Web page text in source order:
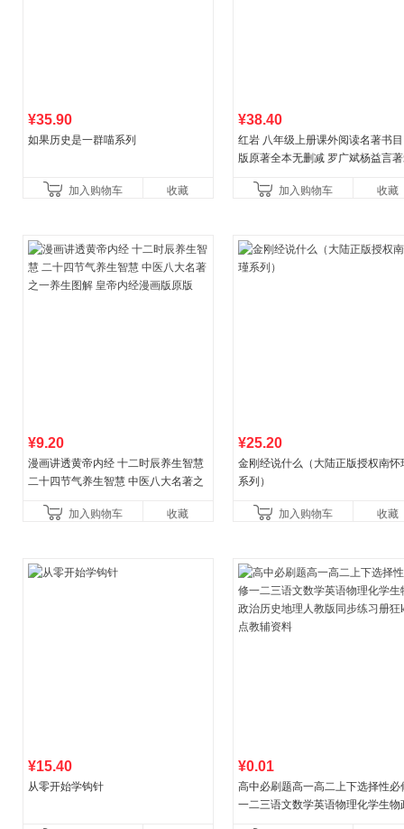
¥35.90
如果历史是一群喵系列
加入购物车 收藏
¥38.40
红岩 八年级上册课外阅读名著书
版原著全本无删减 罗广斌杨益言
国青年出版社加入购物车 收藏
¥9.20
漫画讲透黄帝内经 十二时辰养生智慧
二十四节气养生智慧 中医八大名著之
加入购物车
收藏
¥25.20
金刚经说什么（大陆正版授权南怀
系列）
加入购物车 收藏
¥15.40
从零开始学钩针
¥0.01
高中必刷题高一高二上下选择性必
一二三语文数学英语物理化学生物